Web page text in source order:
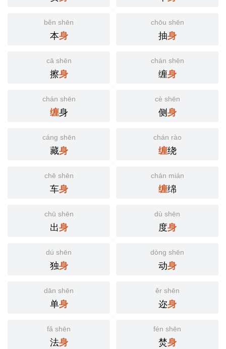
běn shēn
本身
chōu shēn
抽身
cā shēn
擦身
chán shēn
缠身
chán shēn
缠身
cè shēn
侧身
cáng shēn
藏身
chán rào
缠绕
chē shēn
车身
chán mián
缠绵
chū shēn
出身
dù shēn
度身
dú shēn
独身
dòng shēn
动身
dān shēn
单身
ěr shēn
迩身
fǎ shēn
法身
fén shēn
焚身